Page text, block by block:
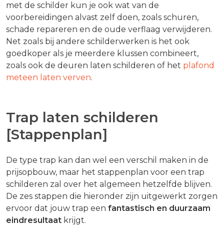
met de schilder kun je ook wat van de
voorbereidingen alvast zelf doen, zoals schuren,
schade repareren en de oude verflaag verwijderen.
Net zoals bij andere schilderwerken is het ook
goedkoper als je meerdere klussen combineert,
zoals ook de deuren laten schilderen of het plafond
meteen laten verven.
Trap laten schilderen
[Stappenplan]
De type trap kan dan wel een verschil maken in de
prijsopbouw, maar het stappenplan voor een trap
schilderen zal over het algemeen hetzelfde blijven.
De zes stappen die hieronder zijn uitgewerkt zorgen
ervoor dat jouw trap een fantastisch en duurzaam
eindresultaat krijgt.